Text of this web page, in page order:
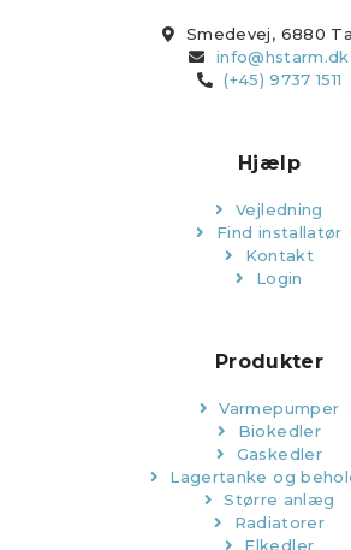
Smedevej, 6880
info@hstarm.dk
(+45) 9737 1511
Hjælp
Vejledning
Find installatør
Kontakt
Login
Produkter
Varmepumper
Biokedler
Gaskedler
Lagertanke og
Større anlæg
Radiatorer
Elkedler